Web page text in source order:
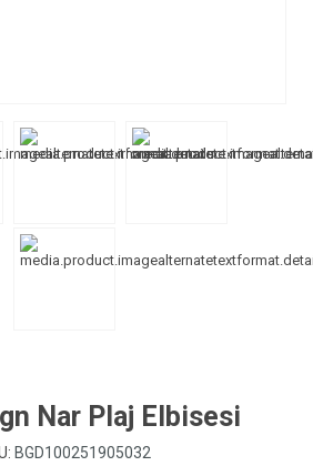
Nar Plaj Elbisesi
BGD100251905032